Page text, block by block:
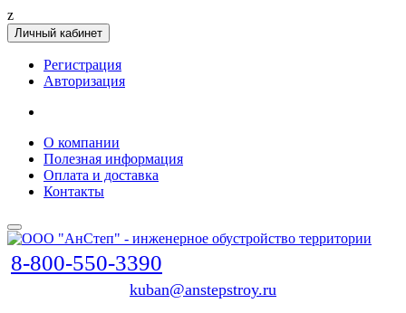
z
Личный кабинет
Регистрация
Авторизация
О компании
Полезная информация
Оплата и доставка
Контакты
8-800-550-3390
kuban@anstepstroy.ru